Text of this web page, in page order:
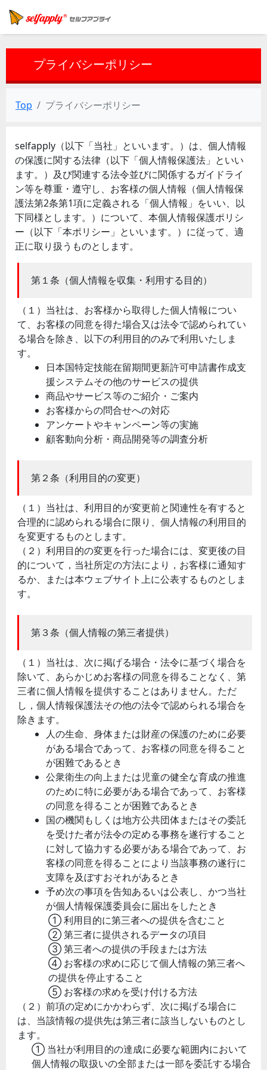
プライバシーポリシー
Top プライバシーポリシー
selfapply（以下「当社」といいます。）は、個人情報
の保護に関する法律（以下「個人情報保護法」といい
ます。）及び関連する法令並びに関係するガイドライ
ン等を尊重・遵守し、お客様の個人情報（個人情報保
護法第2条第1項に定義される「個人情報」をいい、以
下同様とします。）について、本個人情報保護ポリシ
ー（以下「本ポリシー」といいます。）に従って、適
正に取り扱うものとします。
第１条（個人情報を収集・利用する目的）
（１）当社は、お客様から取得した個人情報につい
て、お客様の同意を得た場合又は法令で認められてい
る場合を除き、以下の利用目的のみで利用いたしま
す。
日本国特定技能在留期間更新許可申請書作成支
援システムその他のサービスの提供
商品やサービス等のご紹介・ご案内
お客様からの問合せへの対応
アンケートやキャンペーン等の実施
顧客動向分析・商品開発等の調査分析
第２条（利用目的の変更）
（１）当社は、利用目的が変更前と関連性を有すると
合理的に認められる場合に限り、個人情報の利用目的
を変更するものとします。
（２）利用目的の変更を行った場合には、変更後の目
的について，当社所定の方法により，お客様に通知す
るか、または本ウェブサイト上に公表するものとしま
す。
第３条（個人情報の第三者提供）
（１）当社は、次に掲げる場合・法令に基づく場合を
除いて、あらかじめお客様の同意を得ることなく、第
三者に個人情報を提供することはありません。ただ
し，個人情報保護法その他の法令で認められる場合を
除きます。
人の生命、身体または財産の保護のために必要
がある場合であって、お客様の同意を得ること
が困難であるとき
公衆衛生の向上または児童の健全な育成の推進
のために特に必要がある場合であって、お客様
の同意を得ることが困難であるとき
国の機関もしくは地方公共団体またはその委託
を受けた者が法令の定める事務を遂行すること
に対して協力する必要がある場合であって、お
客様の同意を得ることにより当該事務の遂行に
支障を及ぼすおそれがあるとき
予め次の事項を告知あるいは公表し、かつ当社
が個人情報保護委員会に届出をしたとき
① 利用目的に第三者への提供を含むこと
② 第三者に提供されるデータの項目
③ 第三者への提供の手段または方法
④ お客様の求めに応じて個人情報の第三者へ
の提供を停止すること
⑤ お客様の求めを受け付ける方法
（２）前項の定めにかかわらず、次に掲げる場合に
は、当該情報の提供先は第三者に該当しないものとし
ます。
① 当社が利用目的の達成に必要な範囲内において
個人情報の取扱いの全部または一部を委託する場合